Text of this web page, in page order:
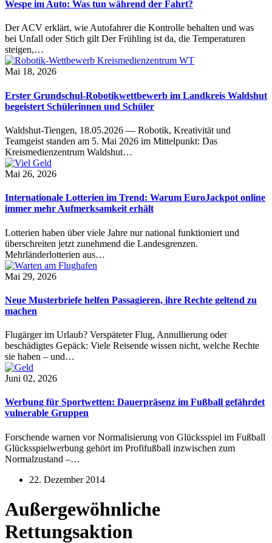
Wespe im Auto: Was tun während der Fahrt?
Der ACV erklärt, wie Autofahrer die Kontrolle behalten und was
bei Unfall oder Stich gilt Der Frühling ist da, die Temperaturen
steigen,…
Mai 18, 2026
Erster Grundschul-Robotikwettbewerb im Landkreis Waldshut
begeistert Schülerinnen und Schüler
Waldshut-Tiengen, 18.05.2026 — Robotik, Kreativität und
Teamgeist standen am 5. Mai 2026 im Mittelpunkt: Das
Kreismedienzentrum Waldshut…
Mai 26, 2026
Internationale Lotterien im Trend: Warum EuroJackpot online
immer mehr Aufmerksamkeit erhält
Lotterien haben über viele Jahre nur national funktioniert und
überschreiten jetzt zunehmend die Landesgrenzen.
Mehrländerlotterien aus…
Mai 29, 2026
Neue Musterbriefe helfen Passagieren, ihre Rechte geltend zu
machen
Flugärger im Urlaub? Verspäteter Flug, Annullierung oder
beschädigtes Gepäck: Viele Reisende wissen nicht, welche Rechte
sie haben – und…
Juni 02, 2026
Werbung für Sportwetten: Dauerpräsenz im Fußball gefährdet
vulnerable Gruppen
Forschende warnen vor Normalisierung von Glücksspiel im Fußball
Glücksspielwerbung gehört im Profifußball inzwischen zum
Normalzustand –…
22. Dezember 2014
Außergewöhnliche
Rettungsaktion